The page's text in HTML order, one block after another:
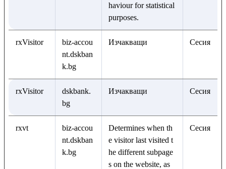
haviour for statistical
purposes.
rxVisitor
biz-accou
nt.dskban
k.bg
Изчакващи Сесия
rxVisitor
dskbank.
bg
Изчакващи Сесия
rxvt
biz-accou
nt.dskban
k.bg
Determines when th
e visitor last visited t
he different subpage
s on the website, as
Сесия